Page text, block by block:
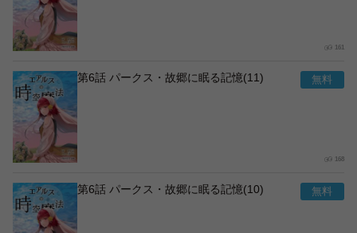
161
第6話 パークス・故郷に眠る記憶(11)
168
第6話 パークス・故郷に眠る記憶(10)